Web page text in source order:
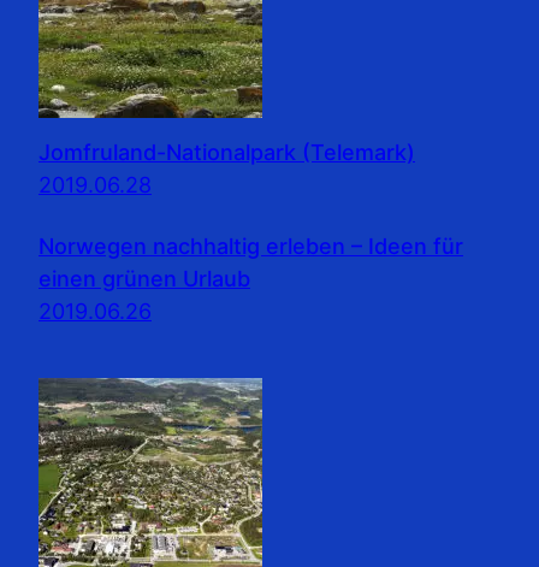
Jomfruland-Nationalpark (Telemark)
2019.06.28
Norwegen nachhaltig erleben – Ideen für
einen grünen Urlaub
2019.06.26